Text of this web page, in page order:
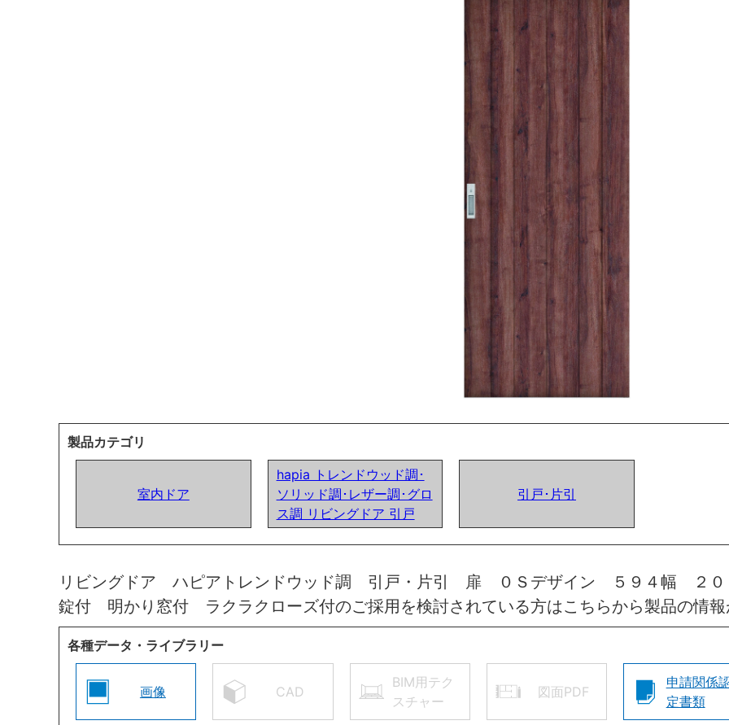
製品カテゴリ
室内ドア
hapia トレンドウッド調･
ソリッド調･レザー調･グロ
ス調 リビングドア 引戸
引戸･片引
リビングドア ハピアトレンドウッド調 引戸・片引 扉 ０Ｓデザイン ５９４幅 ２
錠付 明かり窓付 ラクラクローズ付のご採用を検討されている方はこちらから製品の情報
各種データ・ライブラリー
画像 CAD
BIM用テク
スチャー
図面PDF
申請関係
定書類